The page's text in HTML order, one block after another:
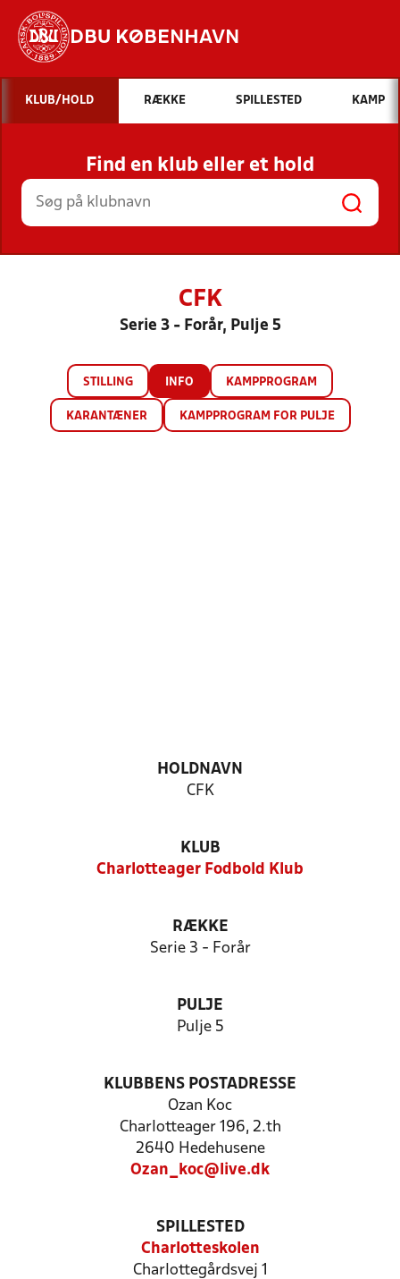
DBU KØBENHAVN
Hvad vil du søge efter?
INDHOLD OG NYHEDER
STILLINGER, RESULTATER, KLUBBER OG
HOLD
KLUB/HOLD RÆKKE SPILLESTED KAMP
Find en klub eller et hold
CFK
Serie 3 - Forår, Pulje 5
STILLING INFO KAMPPROGRAM
KARANTÆNER KAMPPROGRAM FOR PULJE
HOLDNAVN
CFK
KLUB
Charlotteager Fodbold Klub
RÆKKE
Serie 3 - Forår
PULJE
Pulje 5
KLUBBENS POSTADRESSE
Ozan Koc
Charlotteager 196, 2.th
2640 Hedehusene
Ozan_koc@live.dk
SPILLESTED
Charlotteskolen
Charlottegårdsvej 1